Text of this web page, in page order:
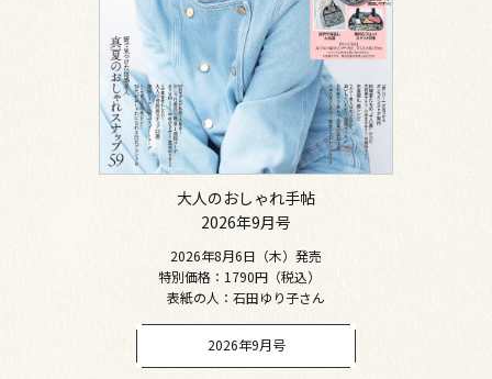
大人のおしゃれ手帖
2026年9月号
2026年8月6日（木）発売
特別価格：1790円（税込）
表紙の人：石田ゆり子さん
2026年9月号